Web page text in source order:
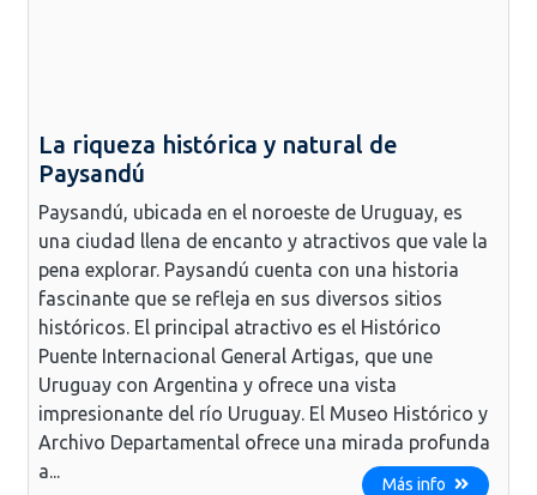
La riqueza histórica y natural de
Paysandú
Paysandú, ubicada en el noroeste de Uruguay, es
una ciudad llena de encanto y atractivos que vale la
pena explorar. Paysandú cuenta con una historia
fascinante que se refleja en sus diversos sitios
históricos. El principal atractivo es el Histórico
Puente Internacional General Artigas, que une
Uruguay con Argentina y ofrece una vista
impresionante del río Uruguay. El Museo Histórico y
Archivo Departamental ofrece una mirada profunda
a...
Más info